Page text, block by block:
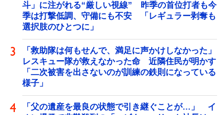
斗」に注がれる“厳しい視線” 昨季の首位打者も今
季は打撃低調、守備にも不安 「レギュラー剥奪も
選択肢のひとつに」
「救助隊は何もせんで、満足に声かけしなかった」
レスキュー隊が救えなかった命 近隣住民が明かす
「二次被害を出さないのが訓練の鉄則になっている
様子」
「父の遺産を最良の状態で引き継ぐことが…」 イ